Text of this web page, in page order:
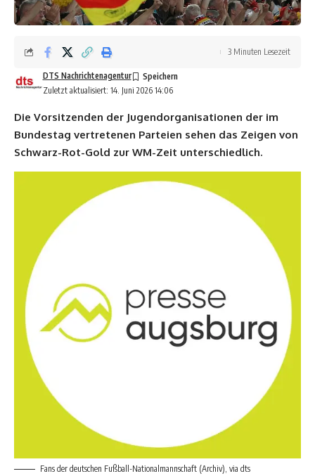
Zuletzt aktualisiert: 14. Juni 2026 14:06
DTS Nachrichtenagentur
3 Minuten Lesezeit
Die Vorsitzenden der Jugendorganisationen der im
Bundestag vertretenen Parteien sehen das Zeigen von
Schwarz-Rot-Gold zur WM-Zeit unterschiedlich.
Fans der deutschen Fußball-Nationalmannschaft (Archiv), via dts